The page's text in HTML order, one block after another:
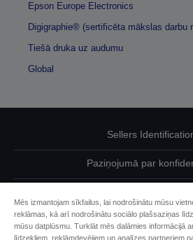
Epson Europe Electronics
Digigraphie® (sertificēta mākslas darbu
Tiešā druka uz audumu
Global
Sellers
Paziņojumā par
Sazinieties ar mums par
Mēs izmantojam sīkfailus, lai nodrošinātu mūsu
reklāmas, kā arī nodrošinātu sociālo plašsaziņas
mūsu datplūsmu. Turklāt mēs dalāmies informācijā
līdzekļiem, reklāmdevējiem un analīzes partneriem